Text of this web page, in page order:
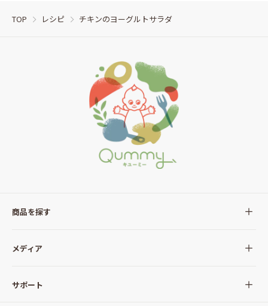
TOP レシピ チキンのヨーグルトサラダ
商品を探す
全ての商品
サラダ
メディア
Qummy(キユーミー)について
サポート